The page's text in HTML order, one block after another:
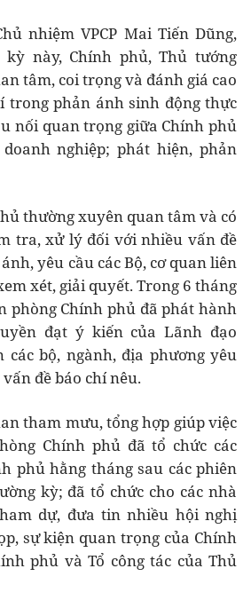
nhiệm VPCP Mai Tiến Dũng,
này, Chính phủ, Thủ tướng
tâm, coi trọng và đánh giá cao
trong phản ánh sinh động thực
nối quan trọng giữa Chính phủ
nghiệp; phát hiện, phản
thường xuyên quan tâm và có
tra, xử lý đối với nhiều vấn đề
yêu cầu các Bộ, cơ quan liên
xét, giải quyết. Trong 6 tháng
phòng Chính phủ đã phát hành
đạt ý kiến của Lãnh đạo
các bộ, ngành, địa phương yêu
đề báo chí nêu.
tham mưu, tổng hợp giúp việc
Chính phủ đã tổ chức các
phủ hằng tháng sau các phiên
kỳ; đã tổ chức cho các nhà
dự, đưa tin nhiều hội nghị
sự kiện quan trọng của Chính
phủ và Tổ công tác của Thủ